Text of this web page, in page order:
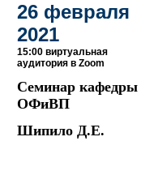
26 февраля
2021
15:00 виртуальная
аудитория в Zoom
Семинар кафедры
ОФиВП
Шипило Д.Е.